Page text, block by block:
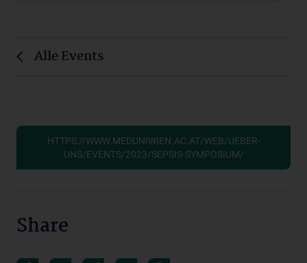
Alle Events
HTTPS://WWW.MEDUNIWIEN.AC.AT/WEB/UEBER-
UNS/EVENTS/2023/SEPSIS-SYMPOSIUM/
Share